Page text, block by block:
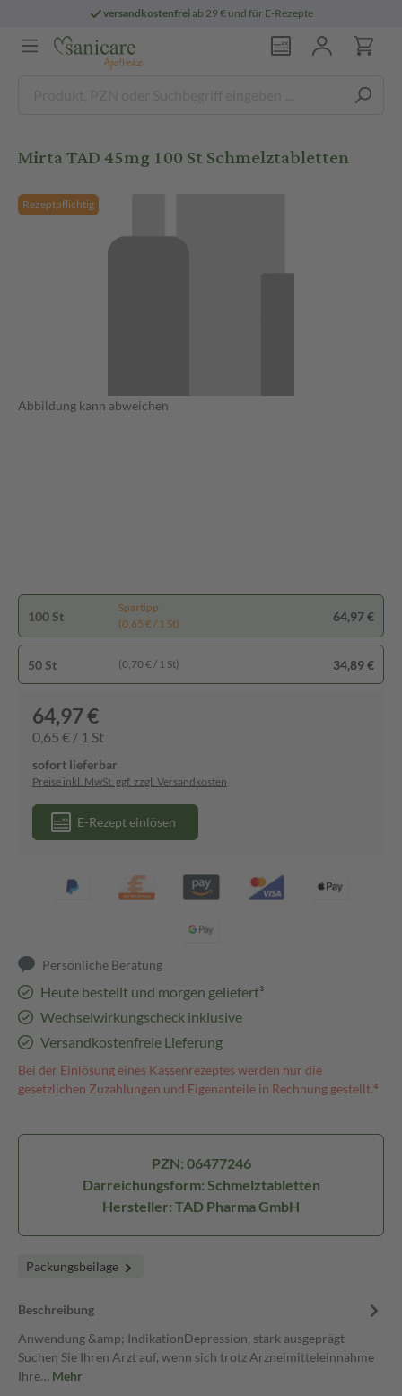
versandkostenfreiab 29 € und für E-Rezepte
Mirta TAD 45mg 100 St Schmelztabletten
Rezeptpflichtig
Abbildung kann abweichen
100 St
Spartipp
(0,65 € / 1 St)
64,97 €
50 St (0,70 € / 1 St) 34,89 €
64,97 €
0,65 € / 1 St
sofort lieferbar
Preise inkl. MwSt. ggf. zzgl. Versandkosten
E-Rezept einlösen
Persönliche Beratung
Heute bestellt und morgen geliefert³
Wechselwirkungscheck inklusive
Versandkostenfreie Lieferung
Bei der Einlösung eines Kassenrezeptes werden nur die
gesetzlichen Zuzahlungen und Eigenanteile in Rechnung gestellt.⁴
PZN: 06477246
Darreichungsform: Schmelztabletten
Hersteller: TAD Pharma GmbH
Packungsbeilage
Beschreibung
Anwendung &amp; IndikationDepression, stark ausgeprägt
Suchen Sie Ihren Arzt auf, wenn sich trotz Arzneimitteleinnahme
Ihre… Mehr